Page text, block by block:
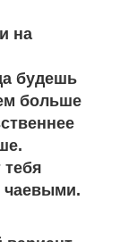
на
будешь
больше
чаевыми.